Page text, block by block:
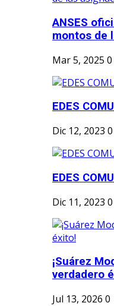
ANSES
montos de
Mar 5, 2025 0
EDES
Dic 12, 2023 0
EDES
Dic 11, 2023 0
¡Suárez
verdadero
Jul 13, 2026 0